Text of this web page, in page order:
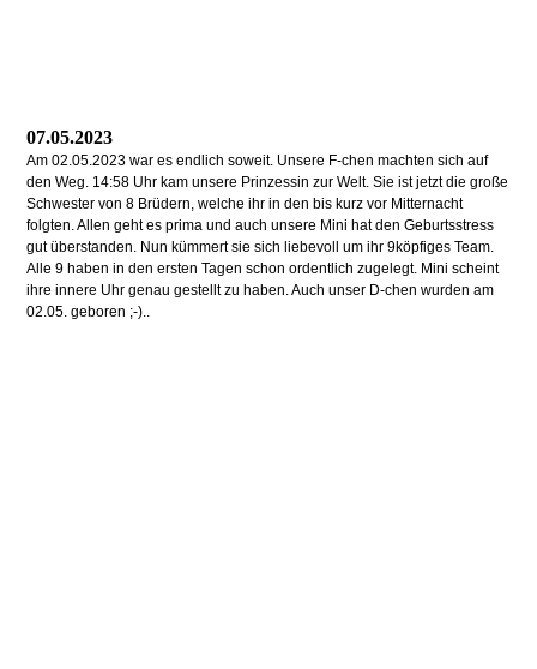
07.05.2023
Am 02.05.2023 war es endlich soweit. Unsere F-chen machten sich auf
den Weg. 14:58 Uhr kam unsere Prinzessin zur Welt. Sie ist jetzt die große
Schwester von 8 Brüdern, welche ihr in den bis kurz vor Mitternacht
folgten. Allen geht es prima und auch unsere Mini hat den Geburtsstress
gut überstanden. Nun kümmert sie sich liebevoll um ihr 9köpfiges Team.
Alle 9 haben in den ersten Tagen schon ordentlich zugelegt. Mini scheint
ihre innere Uhr genau gestellt zu haben. Auch unser D-chen wurden am
02.05. geboren ;-)..